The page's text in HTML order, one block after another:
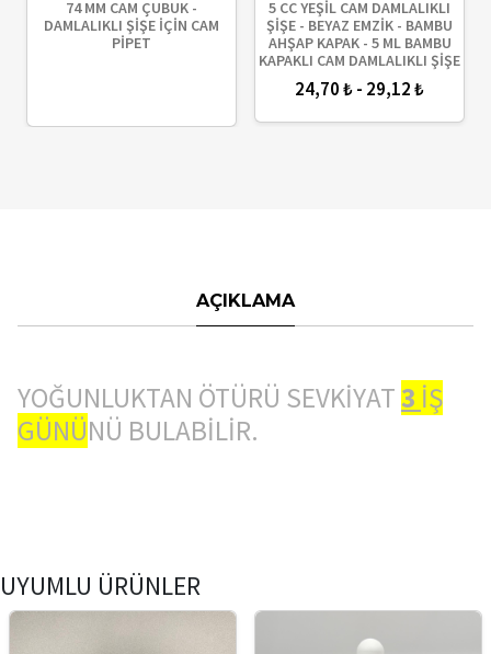
74 MM CAM ÇUBUK -
DAMLALIKLI ŞİŞE İÇİN CAM
PİPET
5 CC YEŞİL CAM DAMLALIKLI
ŞİŞE - BEYAZ EMZİK - BAMBU
AHŞAP KAPAK - 5 ML BAMBU
KAPAKLI CAM DAMLALIKLI ŞİŞE
24,70 ₺ - 29,12 ₺
AÇIKLAMA
YOĞUNLUKTAN ÖTÜRÜ SEVKİYAT3 İŞ
GÜNÜNÜ BULABİLİR.
UYUMLU ÜRÜNLER